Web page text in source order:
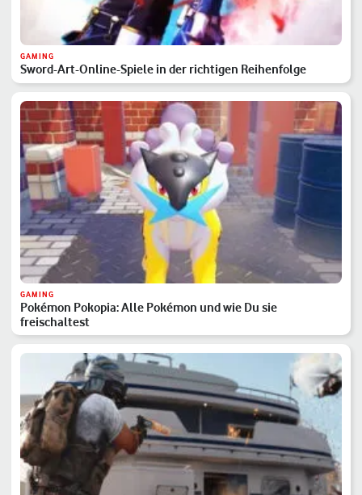
GAMING
Sword-Art-Online-Spiele in der richtigen Reihenfolge
GAMING
Pokémon Pokopia: Alle Pokémon und wie Du sie
freischaltest